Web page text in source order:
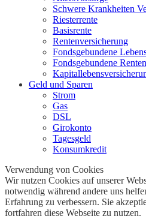
Schwere Krankheiten
Riesterrente
Basisrente
Rentenversicherung
Fondsgebundene
Fondsgebundene
Geld und Sparen
Strom
Gas
DSL
Girokonto
Tagesgeld
Konsumkredit
Verwendung von Cookies
Wir nutzen Cookies auf unserer
notwendig während andere uns
Erfahrung zu verbessern. Sie
fortfahren diese Webseite zu nutzen.